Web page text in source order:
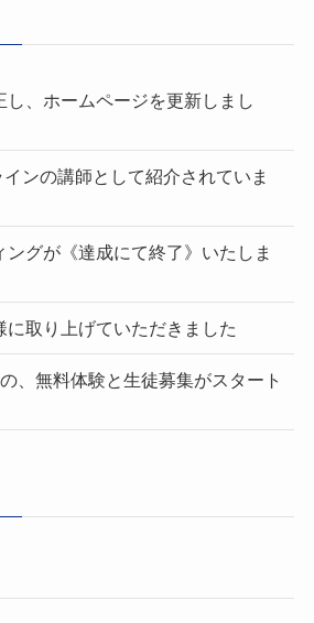
し、ホームページを更新しまし
ンの講師として紹介されていま
ングが《達成にて終了》いたしま
に取り上げていただきました
、無料体験と生徒募集がスタート